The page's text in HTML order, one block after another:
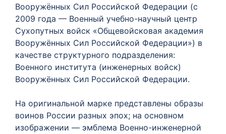
Вооружённых Сил Российской Федерации (с
2009 года — Военный учебно-научный центр
Сухопутных войск «Общевойсковая академия
Вооружённых Сил Российской Федерации») в
качестве структурного подразделения:
Военного института (инженерных войск)
Вооружённых Сил Российской Федерации.
На оригинальной марке представлены образы
воинов России разных эпох; на основном
изображении — эмблема Военно-инженерной